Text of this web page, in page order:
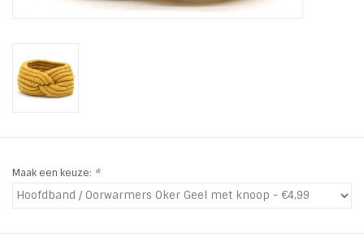
Charmin*s
Maak een keuze: *